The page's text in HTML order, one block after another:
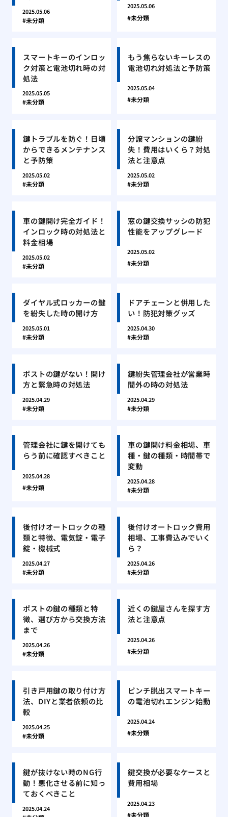
2025.05.06
未分類
2025.05.06
未分類
スマートキーのインロッ
ク対策と電池切れ時の対
処法
2025.05.05
未分類
もう焦らないキーレスの
電池切れ対処法と予防策
2025.05.04
未分類
鍵トラブルを防ぐ！日頃
からできるメンテナンス
と予防策
2025.05.02
未分類
分譲マンションの鍵紛
失！費用はいくら？対処
法と注意点
2025.05.02
未分類
車の鍵開け完全ガイド！
インロック時の対処法と
料金相場
2025.05.02
未分類
窓の鍵交換サッシの防犯
性能をアップグレード
2025.05.02
未分類
ダイヤル式ロッカーの鍵
を紛失した時の開け方
2025.05.01
未分類
ドアチェーンと併用した
い！防犯対策グッズ
2025.04.30
未分類
ポストの鍵がない！開け
方と緊急時の対処法
2025.04.29
未分類
鍵紛失管理会社が営業時
間外の時の対処法
2025.04.29
未分類
管理会社に鍵を開けても
らう前に確認すべきこと
2025.04.28
未分類
車の鍵開け料金相場、車
種・鍵の種類・時間帯で
変動
2025.04.28
未分類
後付けオートロックの種
類と特徴、電気錠・電子
錠・機械式
2025.04.27
未分類
後付けオートロック費用
相場、工事費込みでいく
ら？
2025.04.26
未分類
ポストの鍵の種類と特
徴、選び方から交換方法
まで
2025.04.26
未分類
近くの鍵屋さんを探す方
法と注意点
2025.04.26
未分類
引き戸用鍵の取り付け方
法、DIYと業者依頼の比
較
2025.04.25
未分類
ピンチ脱出スマートキー
の電池切れエンジン始動
2025.04.24
未分類
鍵が抜けない時のNG行
動！悪化させる前に知っ
ておくべきこと
2025.04.24
鍵交換が必要なケースと
費用相場
2025.04.23
未分類